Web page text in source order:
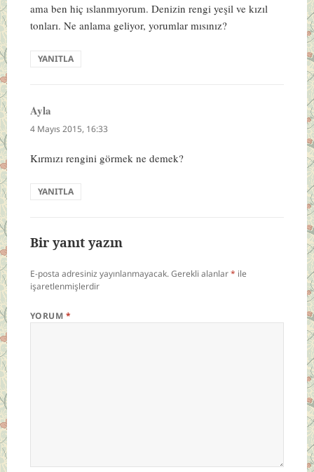
ama ben hiç ıslanmıyorum. Denizin rengi yeşil ve kızıl
tonları. Ne anlama geliyor, yorumlar mısınız?
YANITLA
Ayla
ki:
4 Mayıs 2015, 16:33
Kırmızı rengini görmek ne demek?
YANITLA
Bir yanıt yazın
E-posta adresiniz yayınlanmayacak.Gerekli alanlar* ile
işaretlenmişlerdir
YORUM *